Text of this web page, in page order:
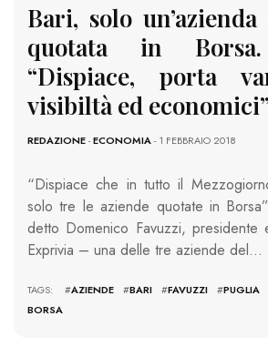
Bari, solo
quotata in Borsa.
“Dispiace, porta
visibiltà ed economici”
REDAZIONE-ECONOMIA- 1 FEBBRAIO 2018
“Dispiace che in tutto il
solo tre le aziende quotate in
detto Domenico Favuzzi, presidente
Exprivia – una delle tre aziende del…
TAGS: #AZIENDE #BARI #FAVUZZI #PUGLIA
BORSA